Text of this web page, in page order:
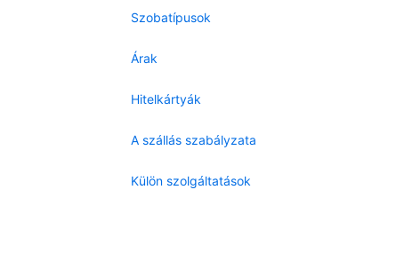
Szobatípusok
Árak
Hitelkártyák
A szállás szabályzata
Külön szolgáltatások